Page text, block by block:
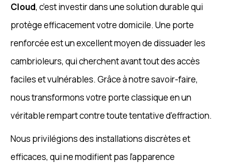
Cloud, c’est investir dans une solution durable qui
protège efficacement votre domicile. Une porte
renforcée est un excellent moyen de dissuader les
cambrioleurs, qui cherchent avant tout des accès
faciles et vulnérables. Grâce à notre savoir-faire,
nous transformons votre porte classique en un
véritable rempart contre toute tentative d’effraction.
Nous privilégions des installations discrètes et
efficaces, qui ne modifient pas l’apparence